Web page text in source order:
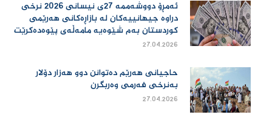
ئەمڕۆ دووشەممە 27ی نیسانی 2026 نرخی
دراوە جیهانییەكان لە بازاڕەكانی هەرێمی
كوردستان بەم شێوەیە مامەڵەی پێوەدەكرێت
27.04.2026
حاجیانی هەرێم دەتوانن دوو هەزار دۆلار
بەنرخی فەرمی وەربگرن
27.04.2026